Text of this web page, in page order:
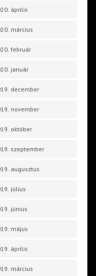
április
március
február
január
december
november
október
szeptember
augusztus
július
június
május
április
március